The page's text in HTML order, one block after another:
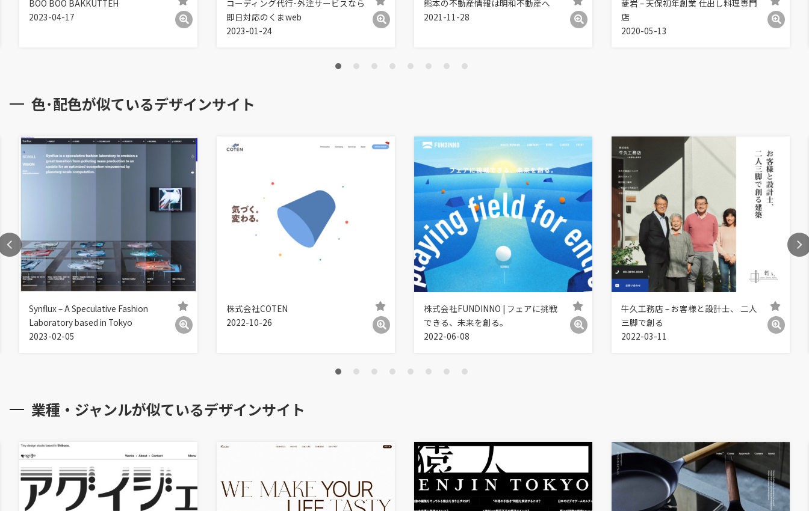
BOO BOO BAKKUTTEH
2023-04-17
コーディング代行･外注サービスなら
即日対応のくまweb
2023-01-24
熊本の不動産情報は明和不動産へ
2021-11-28
菱岩 – 天保初年創業 仕出し料理専門
店
2020-05-13
色･配色が似ているデザインサイト
Synflux – A Speculative Fashion
Laboratory based in Tokyo
2023-02-05
株式会社COTEN
2022-10-26
株式会社FUNDINNO | フェアに挑戦
できる、未来を創る。
2022-06-08
牛久工務店 – お客様と設計士、 二人
三脚で創る
2022-03-11
業種・ジャンルが似ているデザインサイト